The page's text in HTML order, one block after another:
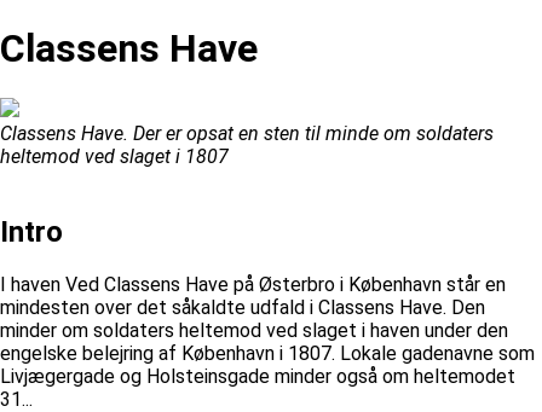
Classens Have
Classens Have. Der er opsat en sten til minde om soldaters
heltemod ved slaget i 1807
Intro
I haven Ved Classens Have på Østerbro i København står en
mindesten over det såkaldte udfald i Classens Have. Den
minder om soldaters heltemod ved slaget i haven under den
engelske belejring af København i 1807. Lokale gadenavne som
Livjægergade og Holsteinsgade minder også om heltemodet
31...